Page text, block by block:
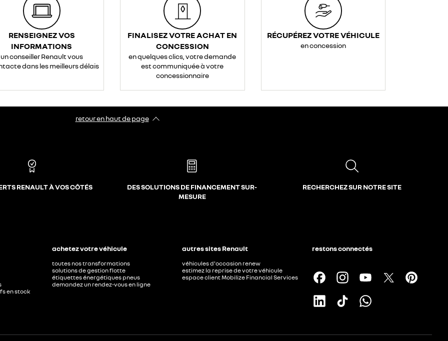
RENSEIGNEZ VOS
INFORMATIONS
un conseiller Renault vous
dans les meilleurs délais
FINALISEZ VOTRE ACHAT EN
CONCESSION
en quelques clics, votre demande
est communiquée à votre
concessionnaire
RÉCUPÉREZ VOTRE VÉHICULE
en concession
retour en haut de page​
RENAULT À VOS CÔTÉS
DES SOLUTIONS DE FINANCEMENT SUR-
MESURE
RECHERCHEZ SUR NOTRE SITE
en stock
achetez votre véhicule
toutes nos transformations
solutions de gestion flotte
étiquettes énergétiques pneus
demandez un rendez-vous en ligne
autres sites Renault
véhicules d'occasion renew
estimez la reprise de votre véhicule
espace client Mobilize Financial Services
restons connectés